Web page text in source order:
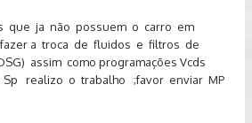
que ja não possuem o carro em
a troca de fluidos e filtros de
assim como programações Vcds
realizo o trabalho ;favor enviar MP